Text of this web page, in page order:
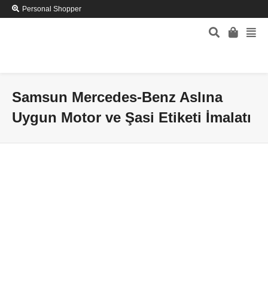
Personal Shopper
Samsun Mercedes-Benz Aslına
Uygun Motor ve Şasi Etiketi İmalatı